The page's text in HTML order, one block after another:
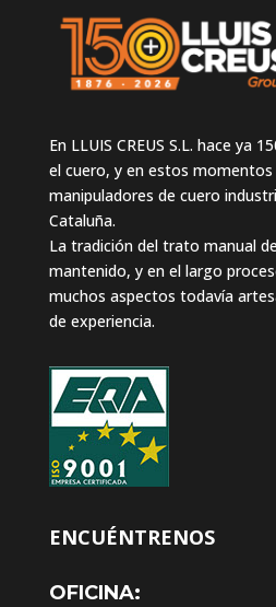
En LLUIS CREUS S.L. hace ya
el cuero, y en estos
manipuladores de cuero
Cataluña.
La tradición del trato manual
mantenido, y en el largo
muchos aspectos todavía
de experiencia.
ENCUÉNTRENOS
OFICINA: